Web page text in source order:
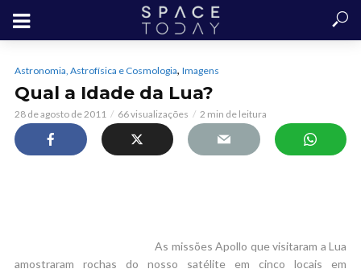
Astronomia, Astrofísica e Cosmologia, Imagens
Qual a Idade da Lua?
28 de agosto de 2011 66 visualizações 2 min de leitura
As missões Apollo que visitaram a Lua
amostraram rochas do nosso satélite em cinco locais em